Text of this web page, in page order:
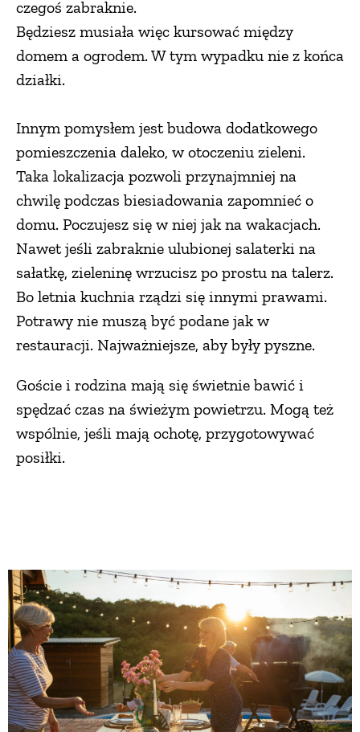
czegoś zabraknie.
Będziesz musiała więc kursować między
domem a ogrodem. W tym wypadku nie z końca
działki.
Innym pomysłem jest budowa dodatkowego
pomieszczenia daleko, w otoczeniu zieleni.
Taka lokalizacja pozwoli przynajmniej na
chwilę podczas biesiadowania zapomnieć o
domu. Poczujesz się w niej jak na wakacjach.
Nawet jeśli zabraknie ulubionej salaterki na
sałatkę, zieleninę wrzucisz po prostu na talerz.
Bo letnia kuchnia rządzi się innymi prawami.
Potrawy nie muszą być podane jak w
restauracji. Najważniejsze, aby były pyszne.
Goście i rodzina mają się świetnie bawić i
spędzać czas na świeżym powietrzu. Mogą też
wspólnie, jeśli mają ochotę, przygotowywać
posiłki.